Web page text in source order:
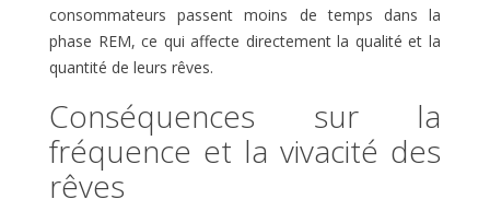
consommateurs passent moins de temps dans la
phase REM, ce qui affecte directement la qualité et la
quantité de leurs rêves.
Conséquences sur la
fréquence et la vivacité des
rêves